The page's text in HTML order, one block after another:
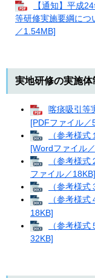
【通知】平成
等研修実施要綱に
／1.54MB]
実地研修の実施
喀痰吸引等
[PDFファイル／
（参考様
[Wordファイル
（参考様
ファイル／18KB]
（参考様
（参考様
18KB]
（参考様
32KB]